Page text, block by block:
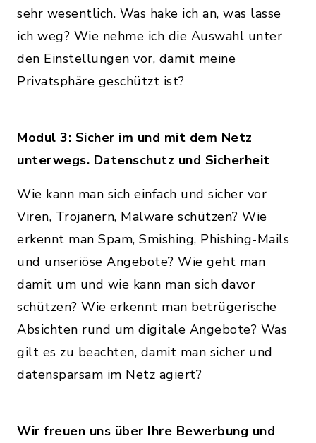
sehr wesentlich. Was hake ich an, was lasse
ich weg? Wie nehme ich die Auswahl unter
den Einstellungen vor, damit meine
Privatsphäre geschützt ist?
Modul 3: Sicher im und mit dem Netz
unterwegs. Datenschutz und Sicherheit
Wie kann man sich einfach und sicher vor
Viren, Trojanern, Malware schützen? Wie
erkennt man Spam, Smishing, Phishing-Mails
und unseriöse Angebote? Wie geht man
damit um und wie kann man sich davor
schützen? Wie erkennt man betrügerische
Absichten rund um digitale Angebote? Was
gilt es zu beachten, damit man sicher und
datensparsam im Netz agiert?
Wir freuen uns über Ihre Bewerbung und